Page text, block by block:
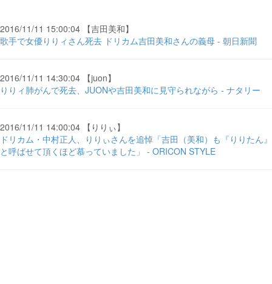
2016/11/11 15:00:04 【吉田美和】
歌手で女優りりィさん死去 ドリカム吉田美和さんの義母 - 朝日新聞
2016/11/11 14:30:04 【juon】
りりィ肺がんで死去、JUONや吉田美和に見守られながら - ナタリー
2016/11/11 14:00:04 【りりぃ】
ドリカム・中村正人、りりぃさんを追悼「吉田（美和）も『りりたん』
と呼ばせて頂くほど慕っていました」 - ORICON STYLE